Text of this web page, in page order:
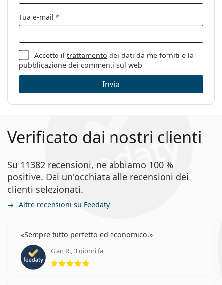
Tua e-mail *
Accetto iltrattamento dei dati da me forniti e la
pubblicazione dei commenti sul web
Invia
Verificato dai nostri clienti
Su 11382 recensioni, ne abbiamo 100 %
positive. Dai un'occhiata alle recensioni dei
clienti selezionati.
Altre recensioni su Feedaty
Sempre tutto perfetto ed economico.
Gian R., 3 giorni fa